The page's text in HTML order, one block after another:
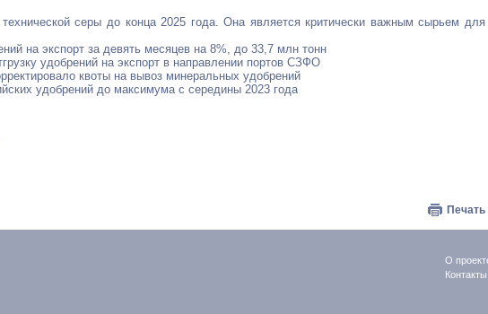
серы до конца 2025 года. Она является критически важным сырьем для
на экспорт за девять месяцев на 8%, до 33,7 млн тонн
удобрений на экспорт в направлении портов СЗФО
квоты на вывоз минеральных удобрений
удобрений до максимума с середины 2023 года
Печать
О
Контакты